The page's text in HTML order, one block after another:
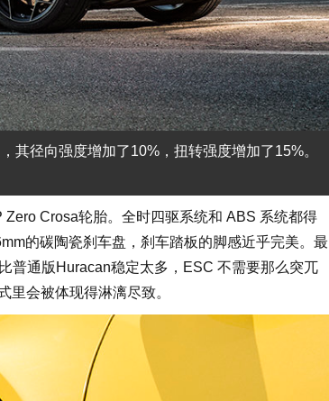
其径向强度增加了10%，扭转强度增加了15%。
Crosa轮胎。全时四驱系统和 ABS 系统都得
的碳陶瓷刹车盘，刹车踏板的脚感近乎完美。最
普通版Huracan稳定太多，ESC 不需要那么突兀
里会被体现得淋漓尽致。